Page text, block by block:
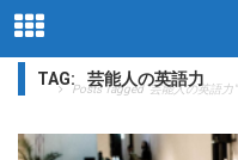
Home Posts Tagged "芸能人の英語力"
TAG: 芸能人の英語力